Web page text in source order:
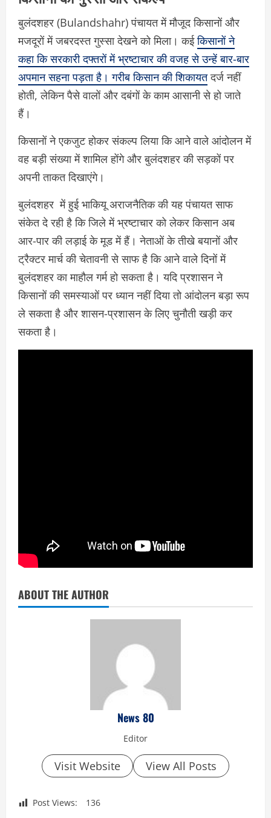
बुलंदशहर (Bulandshahr) पंचायत में मौजूद किसानों और
मजदूरों में जबरदस्त गुस्सा देखने को मिला। कईकिसानों ने
कहा कि सरकारी दफ्तरों में भ्रष्टाचार की वजह से उन्हें बार-बार
अपमान सहना पड़ता है। गरीब किसान की शिकायतदर्ज नहीं
होती, लेकिन पैसे वालों और दबंगों के काम आसानी से हो जाते
हैं।
किसानों ने एकजुट होकर संकल्प लिया कि आने वाले आंदोलन में
वह बड़ी संख्या में शामिल होंगे और बुलंदशहर की सड़कों पर
अपनी ताकत दिखाएंगे।
बुलंदशहर में हुई भाकियू अराजनैतिक की यह पंचायत साफ
संकेत दे रही है कि जिले में भ्रष्टाचार को लेकर किसान अब
आर-पार की लड़ाई के मूड में हैं। नेताओं के तीखे बयानों और
ट्रैक्टर मार्च की चेतावनी से साफ है कि आने वाले दिनों में
बुलंदशहर का माहौल गर्म हो सकता है। यदि प्रशासन ने
किसानों की समस्याओं पर ध्यान नहीं दिया तो आंदोलन बड़ा रूप
ले सकता है और शासन-प्रशासन के लिए चुनौती खड़ी कर
सकता है।
ABOUT THE AUTHOR
News 80
Editor
Visit Website View All Posts
Post Views: 136